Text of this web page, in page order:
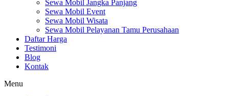
Sewa Mobil Jangka Panjang
Sewa Mobil Event
Sewa Mobil Wisata
Sewa Mobil Pelayanan Tamu Perusahaan
Daftar Harga
Testimoni
Blog
Kontak
Menu